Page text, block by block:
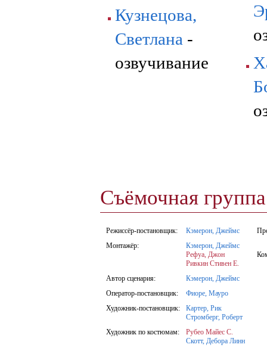
Кузнецова,
Светлана -
озвучивание
Съёмочная
Режиссёр-постановщик:
Кэмерон, Джеймс
Монтажёр:
Кэмерон, Джеймс
Рефуа, Джон
Ривкин Стивен Е.
Автор сценария:
Кэмерон, Джеймс
Оператор-постановщик:
Фиоре, Мауро
Художник-постановщик:
Картер, Рик
Стромберг, Роберт
Художник по костюмам:
Рубео Майес С.
Скотт, Дебора Линн